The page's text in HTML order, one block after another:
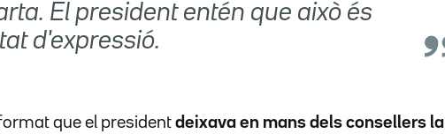
El president entén que això és
d'expressió.
que el president deixava en mans dels consellers la